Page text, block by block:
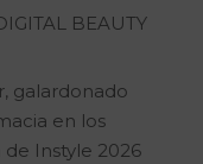
BEAUTY
galardonado
en los
Instyle 2026